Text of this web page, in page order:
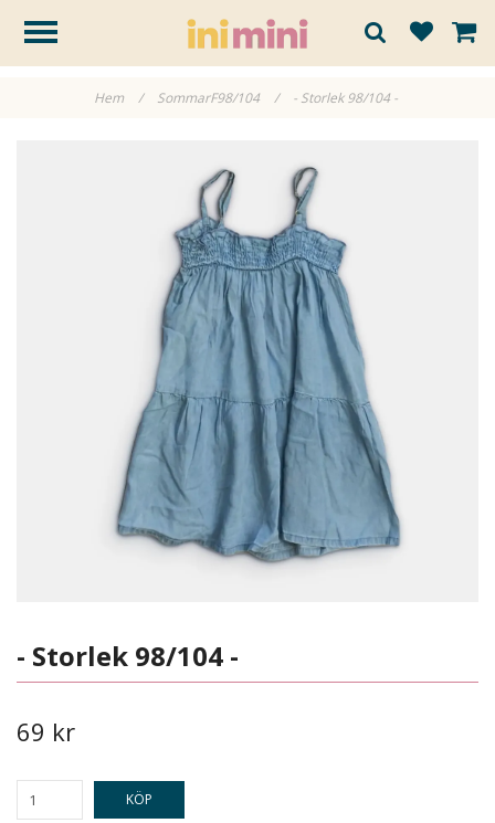
Hem / SommarF98/104 / - Storlek 98/104 -
- Storlek 98/104 -
69 kr
KÖP